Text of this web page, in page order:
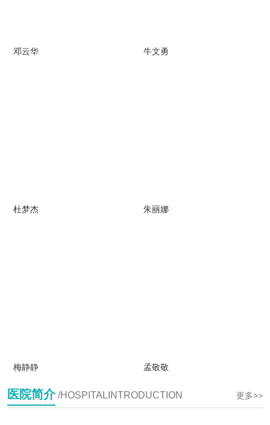
邓云华 牛文勇
杜梦杰 朱丽娜
梅静静 孟敬敬
医院简介/HOSPITALINTRODUCTION 更多>>